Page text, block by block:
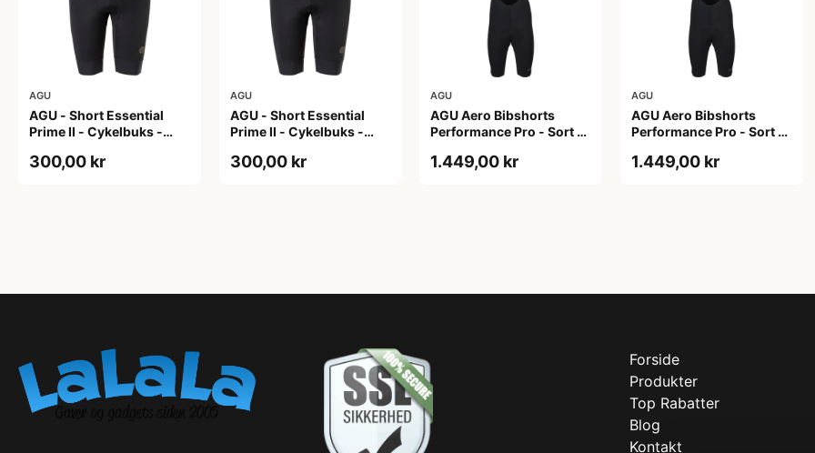
AGU
AGU - Short Essential
Prime II - Cykelbuks -
300,00 kr
AGU
AGU - Short Essential
Prime II - Cykelbuks -
300,00 kr
AGU
AGU Aero Bibshorts
Performance Pro - Sort -
1.449,00 kr
AGU
AGU Aero Bibshorts
Performance Pro - Sort -
1.449,00 kr
Forside
Produkter
Top Rabatter
Blog
Kontakt